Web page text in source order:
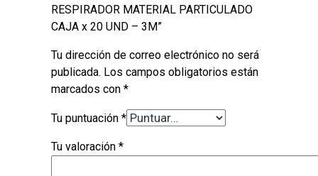
RESPIRADOR MATERIAL PARTICULADO
CAJA x 20 UND – 3M”
Tu dirección de correo electrónico no será
publicada. Los campos obligatorios están
marcados con *
Tu puntuación *
Tu valoración *